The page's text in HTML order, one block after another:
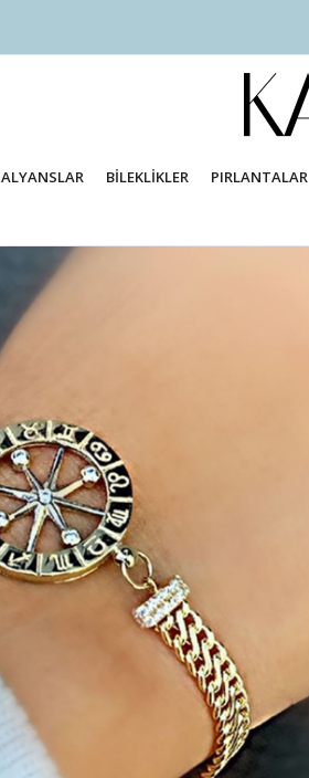
ALYANSLAR BİLEKLİKLER PIRLANTALAR